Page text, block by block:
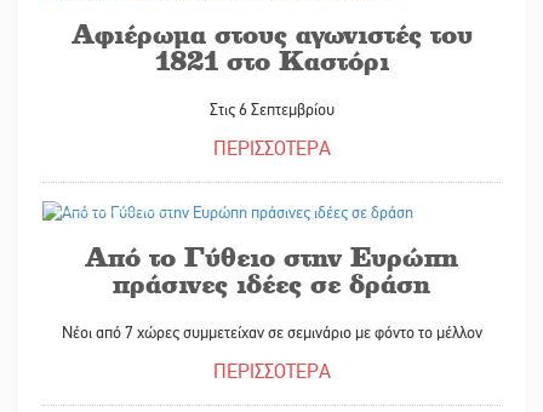
Αφιέρωμα στους αγωνιστές του
1821 στο Καστόρι
Στις 6 Σεπτεμβρίου
ΠΕΡΙΣΣΟΤΕΡΑ
Από το Γύθειο στην Ευρώπη
πράσινες ιδέες σε δράση
Νέοι από 7 χώρες συμμετείχαν σε σεμινάριο με φόντο το μέλλον
ΠΕΡΙΣΣΟΤΕΡΑ